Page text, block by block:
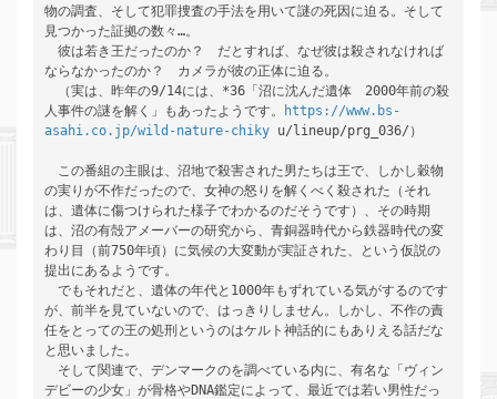
物の調査、そして犯罪捜査の手法を用いて謎の死因に迫る。そして
見つかった証拠の数々…。
彼は若き王だったのか？　だとすれば、なぜ彼は殺されなければ
ならなかったのか？　カメラが彼の正体に迫る。
（実は、昨年の9/14には、*36「沼に沈んだ遺体　2000年前の殺
人事件の謎を解く」もあったようです。
https://www.bs-
asahi.co.jp/wild-nature-chiky u/lineup/prg_036/）
この番組の主眼は、沼地で殺害された男たちは王で、しかし穀物
の実りが不作だったので、女神の怒りを解くべく殺された（それ
は、遺体に傷つけられた様子でわかるのだそうです）、その時期
は、沼の有殻アメーバーの研究から、青銅器時代から鉄器時代の変
わり目（前750年頃）に気候の大変動が実証された、という仮説の
提出にあるようです。
でもそれだと、遺体の年代と1000年もずれている気がするのです
が、前半を見ていないので、はっきりしません。しかし、不作の責
任をとっての王の処刑というのはケルト神話的にもありえる話だな
と思いました。
そして関連で、デンマークのを調べている内に、有名な「ヴィン
デビーの少女」が骨格やDNA鑑定によって、最近では若い男性だっ